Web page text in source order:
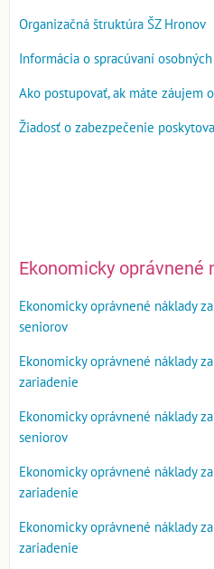
Organizačná štruktúra ŠZ Hronov
Informácia o spracúvaní
Ako postupovať, ak máte záujem
Žiadosť o zabezpečenie
Ekonomicky oprávnené
Ekonomicky oprávnené náklady
seniorov
Ekonomicky oprávnené náklady
zariadenie
Ekonomicky oprávnené náklady
seniorov
Ekonomicky oprávnené náklady
zariadenie
Ekonomicky oprávnené náklady
zariadenie